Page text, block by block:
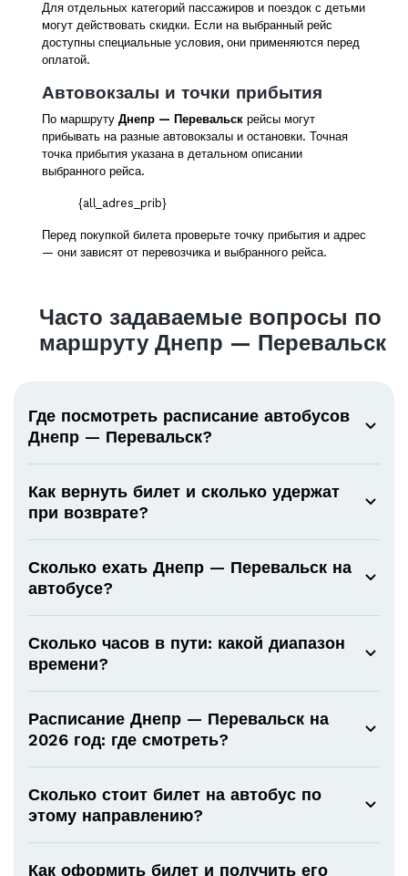
Для отдельных категорий пассажиров и поездок с детьми
могут действовать скидки. Если на выбранный рейс
доступны специальные условия, они применяются перед
оплатой.
Автовокзалы и точки прибытия
По маршруту Днепр — Перевальск рейсы могут
прибывать на разные автовокзалы и остановки. Точная
точка прибытия указана в детальном описании
выбранного рейса.
{all_adres_prib}
Перед покупкой билета проверьте точку прибытия и адрес
— они зависят от перевозчика и выбранного рейса.
Часто задаваемые вопросы по
маршруту Днепр — Перевальск
Где посмотреть расписание автобусов
Днепр — Перевальск?
Как вернуть билет и сколько удержат
при возврате?
Сколько ехать Днепр — Перевальск на
автобусе?
Сколько часов в пути: какой диапазон
времени?
Расписание Днепр — Перевальск на
2026 год: где смотреть?
Сколько стоит билет на автобус по
этому направлению?
Как оформить билет и получить его